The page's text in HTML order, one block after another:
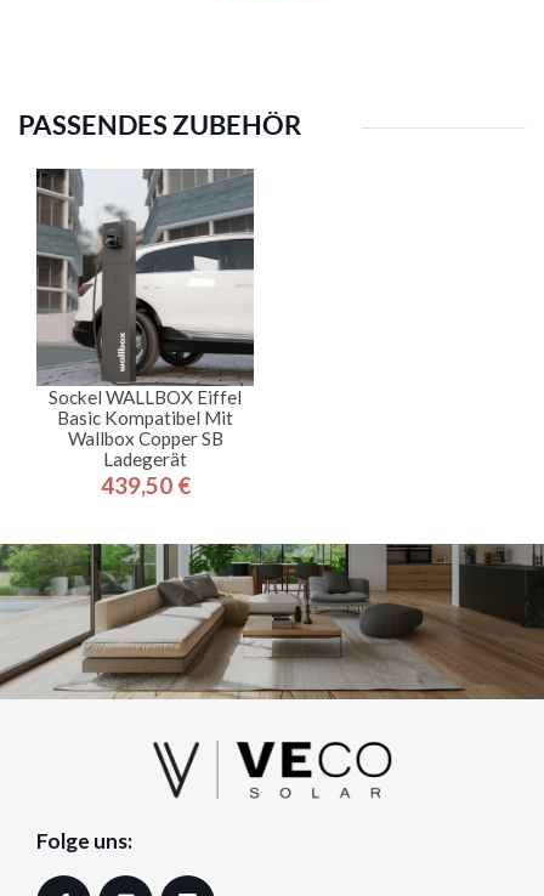
PASSENDES ZUBEHÖR
Sockel WALLBOX Eiffel
Basic Kompatibel Mit
Wallbox Copper SB
Ladegerät
Preis
439,50 €
Folge uns: